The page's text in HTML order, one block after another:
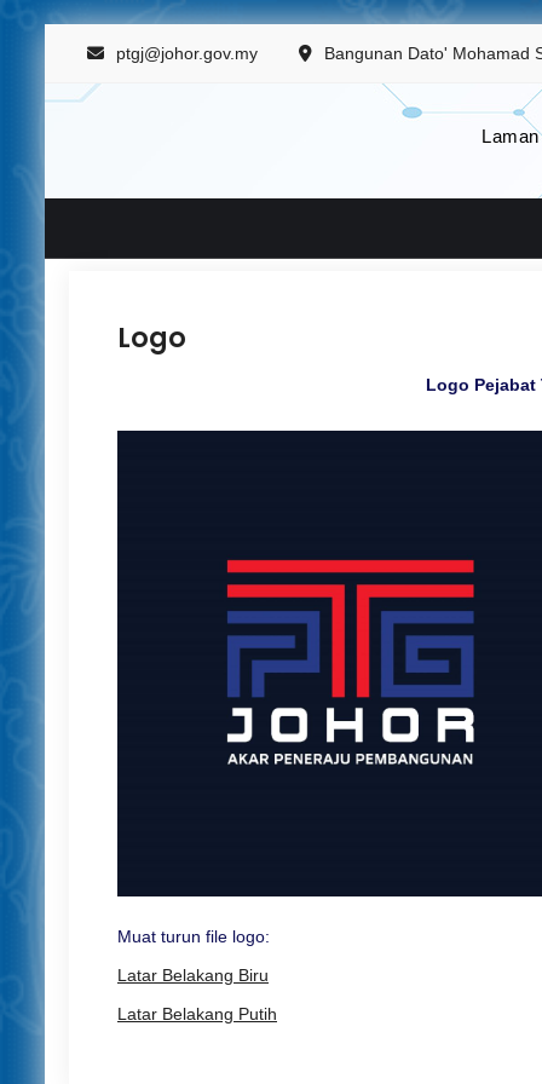
content
ptgj@johor.gov.my Bangunan Dato' Mohamad
Pejabat Tanah dan Galian Johor
Menyediakan perkhidmatan berkaitan urusan
Logo
Logo Pejabat
Muat turun file logo:
Latar Belakang Biru
Latar Belakang Putih